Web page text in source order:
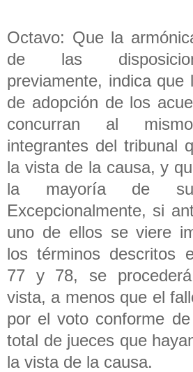
Octavo: Que la
de las
previamente, indica que
de adopción de los
concurran al
integrantes del tribunal
la vista de la causa, y
la mayoría de
Excepcionalmente, si
uno de ellos se viere
los términos descritos
77 y 78, se
vista, a menos que el
por el voto conforme
total de jueces que
la vista de la causa.